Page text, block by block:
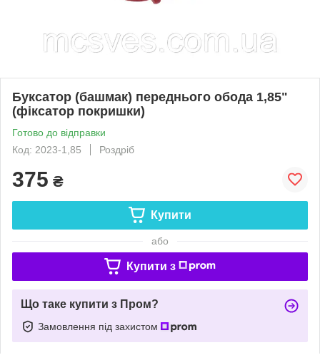
Буксатор (башмак) переднього обода 1,85"
(фіксатор покришки)
Готово до відправки
Код: 2023-1,85
Роздріб
375 ₴
Купити
або
Купити з
Що таке купити з Пром?
Замовлення під захистом